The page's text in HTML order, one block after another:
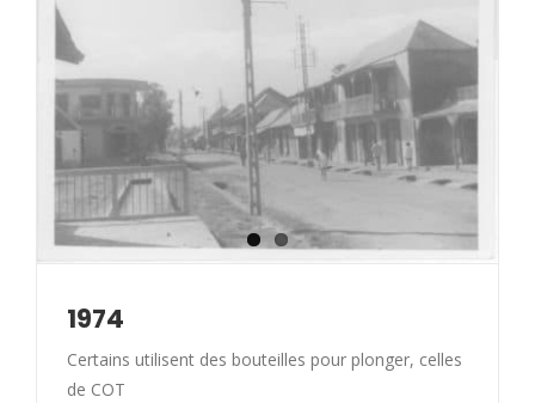
1974
Certains utilisent des bouteilles pour plonger, celles
de COT